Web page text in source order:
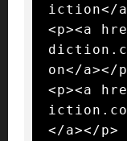
iction</
<p><a
on</a></
<p><a
</a></p>